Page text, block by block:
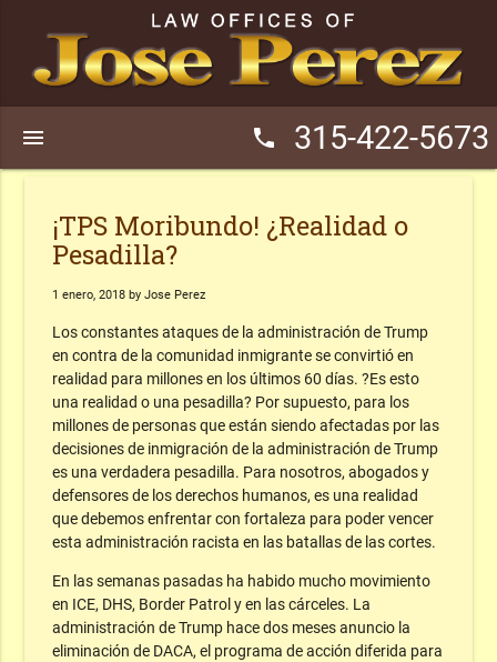
phone 315-422-5673
menu
¡TPS Moribundo! ¿Realidad o
Pesadilla?
1 enero, 2018 by Jose Perez
Los constantes ataques de la administración de Trump
en contra de la comunidad inmigrante se convirtió en
realidad para millones en los últimos 60 días. ?Es esto
una realidad o una pesadilla? Por supuesto, para los
millones de personas que están siendo afectadas por las
decisiones de inmigración de la administración de Trump
es una verdadera pesadilla. Para nosotros, abogados y
defensores de los derechos humanos, es una realidad
que debemos enfrentar con fortaleza para poder vencer
esta administración racista en las batallas de las cortes.
En las semanas pasadas ha habido mucho movimiento
en ICE, DHS, Border Patrol y en las cárceles. La
administración de Trump hace dos meses anuncio la
eliminación de DACA, el programa de acción diferida para